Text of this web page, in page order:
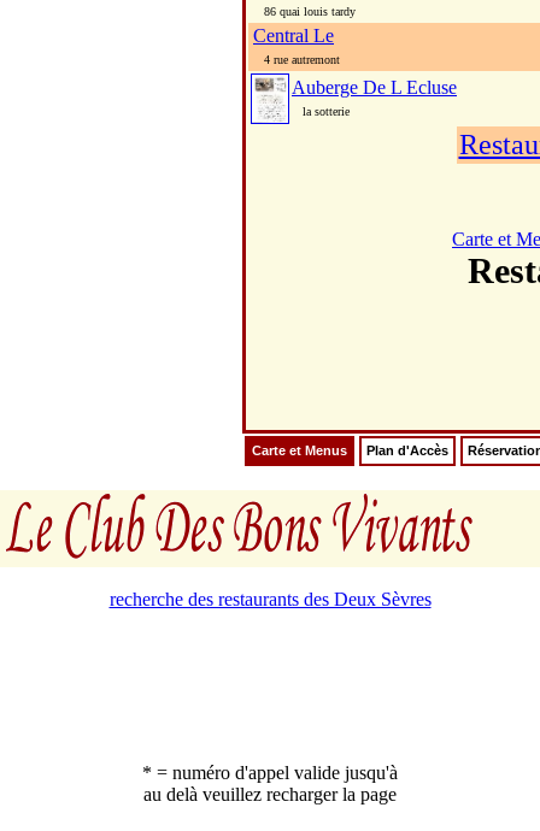
86 quai louis tardy
Central Le
4 rue autremont
Auberge De L Ecluse
la sotterie
Carte et
Carte et Menus Plan d'Accès
recherche des restaurants des Deux Sèvres
* = numéro d'appel valide jusqu'à
au delà veuillez recharger la page